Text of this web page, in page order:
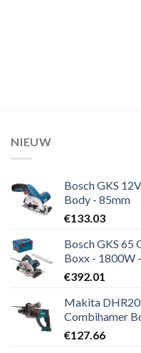
NIEUW
Bosch GKS
Body - 85mm
€133.03
Bosch GKS 65
Boxx - 1800W
€392.01
Makita
Combihamer
€127.66